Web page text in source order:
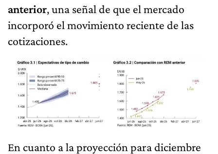
anterior, una señal de que el mercado
incorporó el movimiento reciente de las
cotizaciones.
En cuanto a la proyección para diciembre